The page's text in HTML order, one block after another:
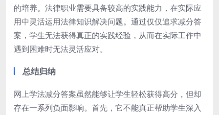
的培养。法律职业需要具备较高的实践能力，在实际应
用中灵活运用法律知识解决问题。通过仅仅追求减分答
案，学生无法获得真正的实践经验，从而在实际工作中
遇到困难时无法灵活应对。
总结归纳
网上学法减分答案虽然能够让学生轻松获得高分，但却
存在一系列负面影响。首先，它不能真正帮助学生深入